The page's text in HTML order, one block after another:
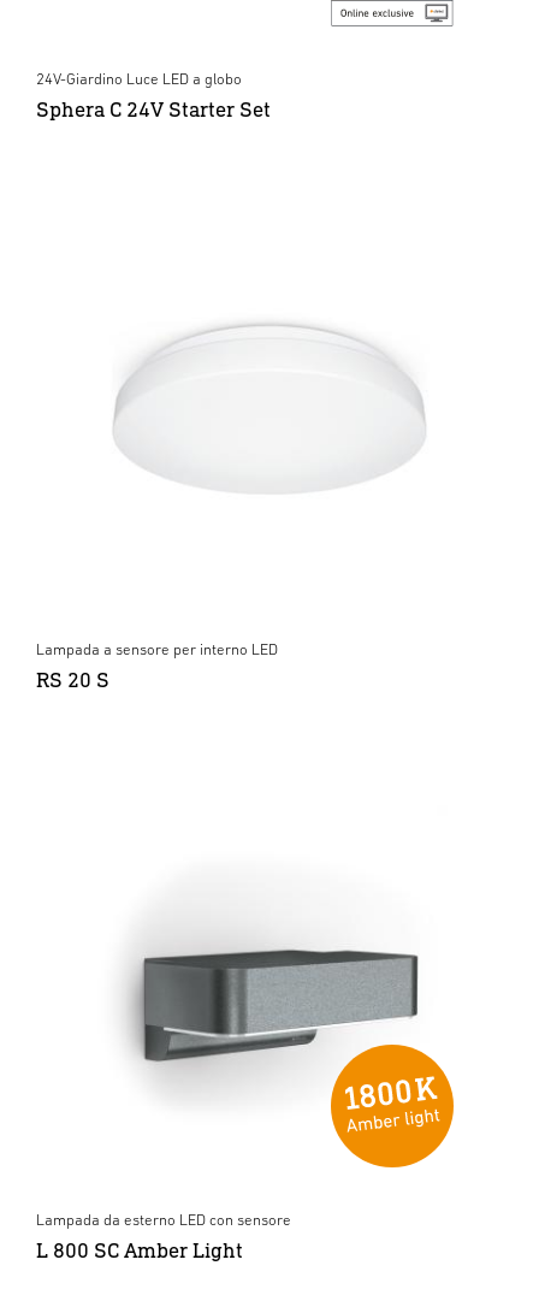
24V-Giardino Luce LED a globo
Sphera C 24V Starter Set
Lampada a sensore per interno LED
RS 20 S
Lampada da esterno LED con sensore
L 800 SC Amber Light